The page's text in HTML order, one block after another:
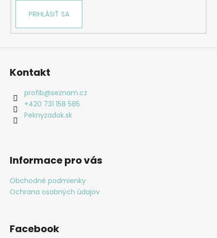
PRIHLÁSIŤ SA
Kontakt
profib@seznam.cz
+420 731 158 585
Peknyzadok.sk
Informace pro vás
Obchodné podmienky
Ochrana osobných údajov
Facebook